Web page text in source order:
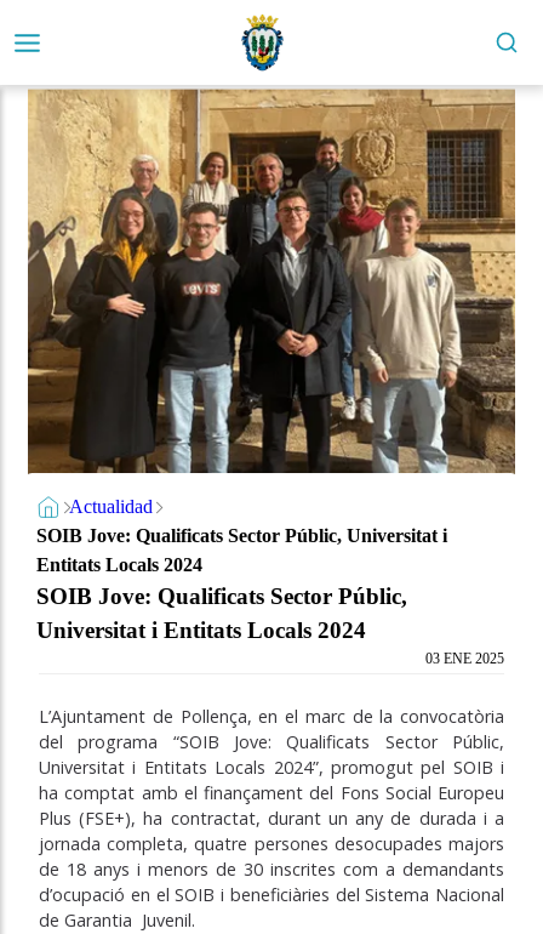
Actualidad
SOIB Jove: Qualificats Sector Públic, Universitat i
Entitats Locals 2024
SOIB Jove: Qualificats Sector Públic,
Universitat i Entitats Locals 2024
03 ENE 2025
L’Ajuntament de Pollença, en el marc de la convocatòria
del programa “SOIB Jove: Qualificats Sector Públic,
Universitat i Entitats Locals 2024”, promogut pel SOIB i
ha comptat amb el finançament del Fons Social Europeu
Plus (FSE+), ha contractat, durant un any de durada i a
jornada completa, quatre persones desocupades majors
de 18 anys i menors de 30 inscrites com a demandants
d’ocupació en el SOIB i beneficiàries del Sistema Nacional
de Garantia Juvenil.